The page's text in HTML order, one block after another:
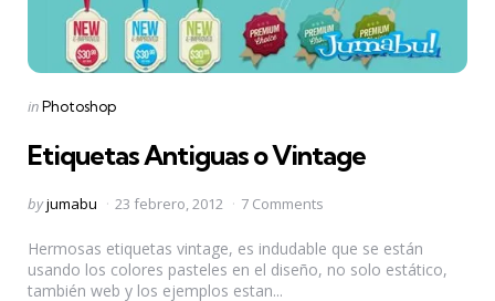
Categories
Posted
inPhotoshop
Etiquetas Antiguas o Vintage
Posted
byjumabu 23 febrero, 2012 7 Comments
Hermosas etiquetas vintage, es indudable que se están
usando los colores pasteles en el diseño, no solo estático,
también web y los ejemplos estan...